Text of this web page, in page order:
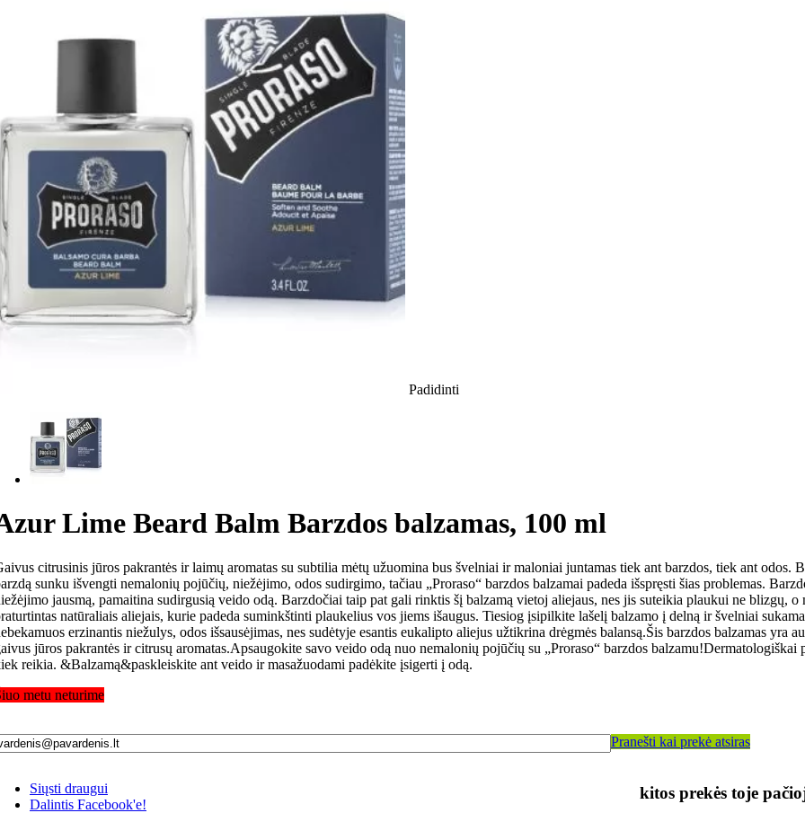
Padidinti
Lime Beard Balm Barzdos balzamas, 100 ml
citrusinis jūros pakrantės ir laimų aromatas su subtilia mėtų užuomina bus švelniai ir maloniai juntamas tiek ant barzdos, tiek ant odos.
sunku išvengti nemalonių pojūčių, niežėjimo, odos sudirgimo, tačiau „Proraso“ barzdos balzamai padeda išspręsti šias problemas.
jausmą, pamaitina sudirgusią veido odą. Barzdočiai taip pat gali rinktis šį balzamą vietoj aliejaus, nes jis suteikia plaukui ne blizgų,
natūraliais aliejais, kurie padeda suminkštinti plaukelius vos jiems išaugus. Tiesiog įsipilkite lašelį balzamo į delną ir švelniai
erzinantis niežulys, odos išsausėjimas, nes sudėtyje esantis eukalipto aliejus užtikrina drėgmės balansą.Šis barzdos balzamas yra
jūros pakrantės ir citrusų aromatas.Apsaugokite savo veido odą nuo nemalonių pojūčių su „Proraso“ barzdos
reikia. &Balzamą&paskleiskite ant veido ir masažuodami padėkite įsigerti į odą.
metu neturime
Pranešti kai prekė atsiras
Siųsti draugui
Dalintis Facebook'e!
kitos prekės toje